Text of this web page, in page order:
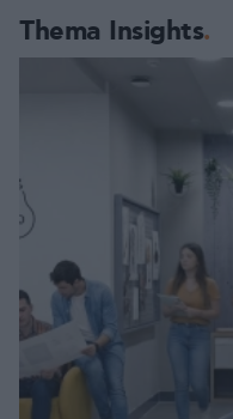
Thema Insights